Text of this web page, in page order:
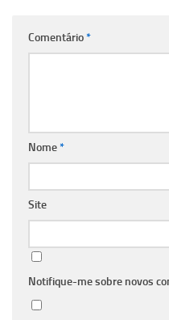
Comentário*
Nome*
Site
Notifique-me sobre novos